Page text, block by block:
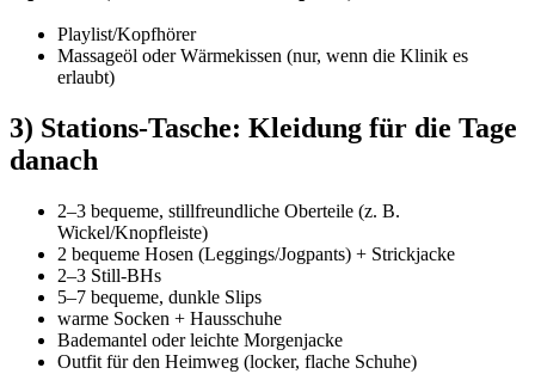
Playlist/Kopfhörer
Massageöl oder Wärmekissen (nur, wenn die Klinik es
erlaubt)
3) Stations-Tasche: Kleidung für die Tage
danach
2–3 bequeme, stillfreundliche Oberteile (z. B.
Wickel/Knopfleiste)
2 bequeme Hosen (Leggings/Jogpants) + Strickjacke
2–3 Still-BHs
5–7 bequeme, dunkle Slips
warme Socken + Hausschuhe
Bademantel oder leichte Morgenjacke
Outfit für den Heimweg (locker, flache Schuhe)